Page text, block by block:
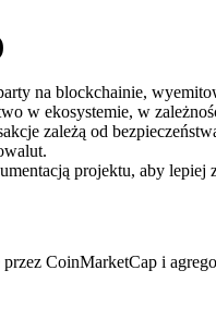
zabezpieczenie
na blockchainie,
w ekosystemie, w
zależą od
projektu, aby
przez CoinMarketCap i